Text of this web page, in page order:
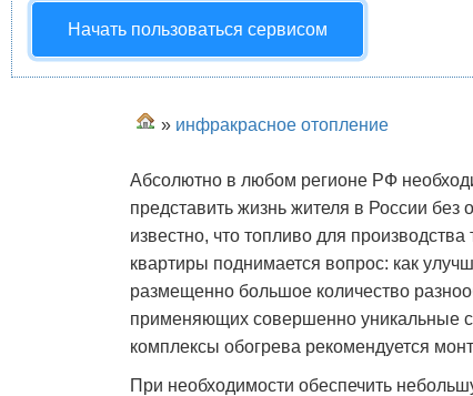
Начать пользоваться сервисом
» инфракрасное отопление
Абсолютно в любом регионе РФ
представить жизнь жителя в России
известно, что топливо для
квартиры поднимается вопрос: как
размещенно большое количество
применяющих совершенно уникальные
комплексы обогрева рекомендуется
При необходимости обеспечить